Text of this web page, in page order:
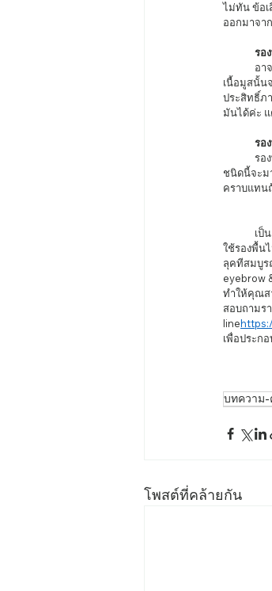
ไม่ทัน ข้อ
ออกมาจา
รอ
เนื้อมูสนั้น
ประสิทธิ์ภ
มันได้ค่ะ
รอ
ชนิดนี้จะม
คราบแทน
ใช้รองพื้น
ลุคทีสมบูร
eyebrow
ทำให้คุณส
สอบถามร
line
เพื่อประก
บทความ-
โพสต์ที่คล้ายกัน